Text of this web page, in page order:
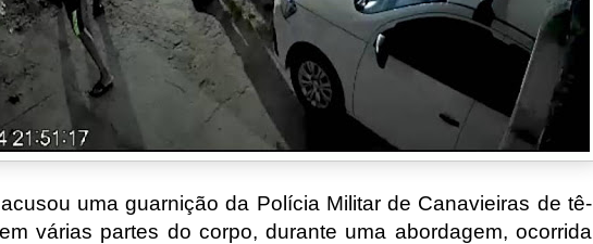
uma guarnição da Polícia Militar de Canavieiras de tê-
várias partes do corpo, durante uma abordagem, ocorrida